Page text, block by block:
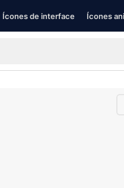
Ícones de interface Ícones